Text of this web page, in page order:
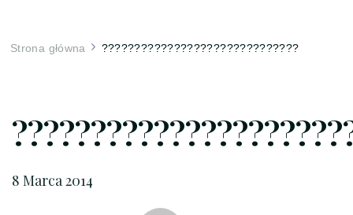
Strona główna ??????????????????????????????
8 Marca 2014